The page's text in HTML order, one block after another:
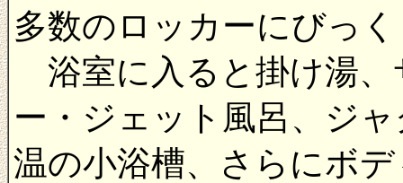
多数のロッカーにびっ
浴室に入ると掛け湯、
ー・ジェット風呂、ジ
温の小浴槽、さらにボ